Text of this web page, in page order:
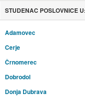
STUDENAC POSLOVNICE U:
Adamovec
Cerje
Črnomerec
Dobrodol
Donja Dubrava